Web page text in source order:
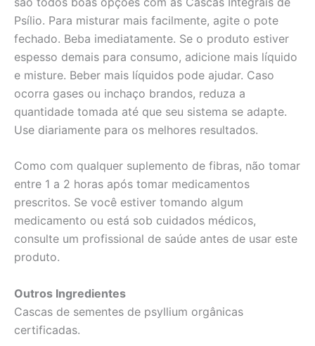
Psílio. Para misturar mais facilmente, agite o pote
fechado. Beba imediatamente. Se o produto estiver
espesso demais para consumo, adicione mais líquido
e misture. Beber mais líquidos pode ajudar. Caso
ocorra gases ou inchaço brandos, reduza a
quantidade tomada até que seu sistema se adapte.
Use diariamente para os melhores resultados.
Como com qualquer suplemento de fibras, não tomar
entre 1 a 2 horas após tomar medicamentos
prescritos. Se você estiver tomando algum
medicamento ou está sob cuidados médicos,
consulte um profissional de saúde antes de usar este
produto.
Outros Ingredientes
Cascas de sementes de psyllium orgânicas
certificadas.